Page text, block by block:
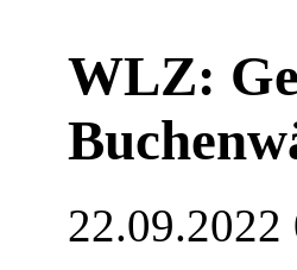
WLZ:
22.09.2022